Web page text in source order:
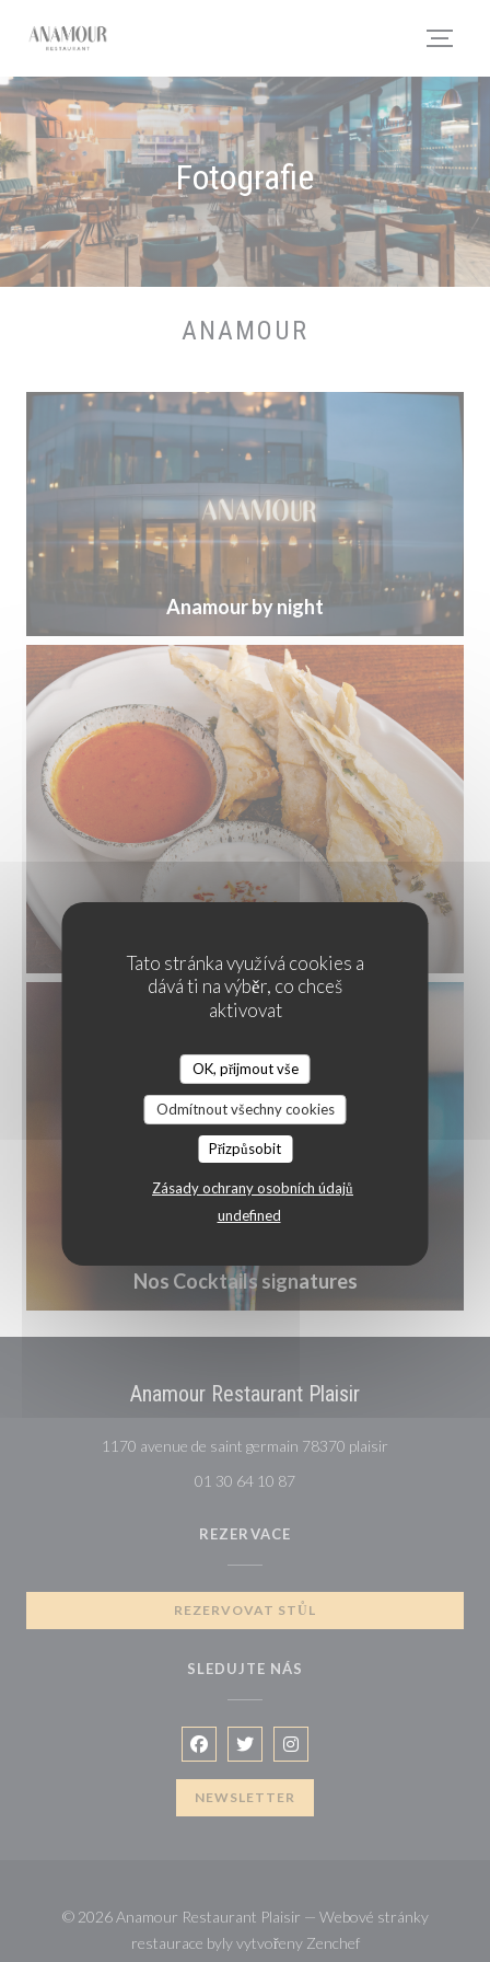
Tato stránka využívá cookies a
dává ti na výběr, co chceš
aktivovat
OK, přijmout vše
Odmítnout všechny cookies
Přizpůsobit
Zásady ochrany osobních údajů
undefined
Fotografie
ANAMOUR
Anamour by night
Nos Cocktails signatures
Anamour Restaurant Plaisir
1170 avenue de saint germain 78370 plaisir
01 30 64 10 87
REZERVACE
REZERVOVAT STŮL
SLEDUJTE NÁS
Facebook ((otevře se v novém okně))
Twitter ((otevře se v novém
Instagram ((otevře se v
NEWSLETTER
© 2026 Anamour Restaurant Plaisir — Webové stránky
restaurace byly vytvořeny Zenchef((otevře se v novém